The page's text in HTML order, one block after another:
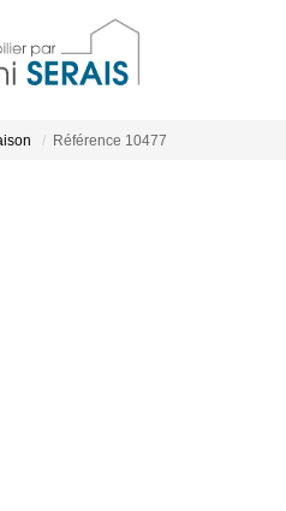
Référence 10477